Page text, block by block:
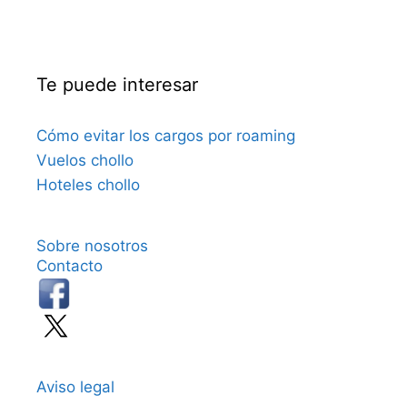
Te puede interesar
Cómo evitar los cargos por roaming
Vuelos chollo
Hoteles chollo
Sobre nosotros
Contacto
Aviso legal